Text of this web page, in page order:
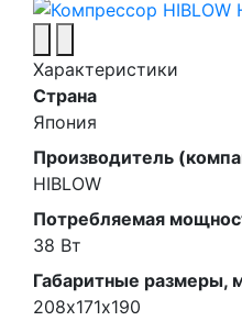
Характеристики
Страна
Япония
Производитель
HIBLOW
Потребляемая
38 Вт
Габаритные размеры,
208х171х190